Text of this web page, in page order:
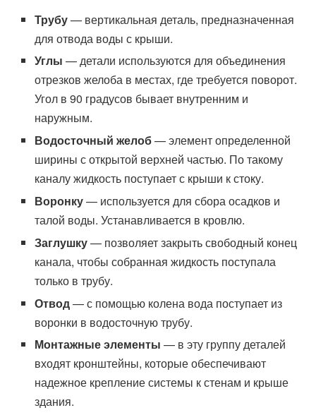
Трубу— вертикальная деталь, предназначенная
для отвода воды с крыши.
Углы — детали используются для объединения
отрезков желоба в местах, где требуется поворот.
Угол в 90 градусов бывает внутренним и
наружным.
Водосточный желоб— элемент определенной
ширины с открытой верхней частью. По такому
каналу жидкость поступает с крыши к стоку.
Воронку— используется для сбора осадков и
талой воды. Устанавливается в кровлю.
Заглушку— позволяет закрыть свободный конец
канала, чтобы собранная жидкость поступала
только в трубу.
Отвод— с помощью колена вода поступает из
воронки в водосточную трубу.
Монтажные элементы — в эту группу деталей
входят кронштейны, которые обеспечивают
надежное крепление системы к стенам и крыше
здания.